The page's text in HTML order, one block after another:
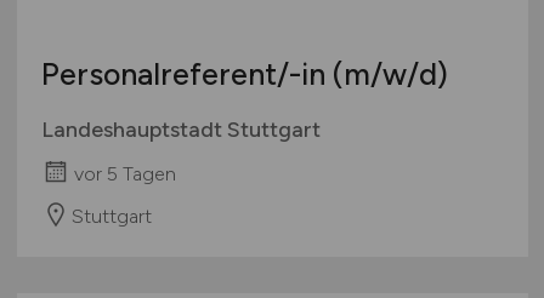
Personalreferent/-in (m/w/d)
Landeshauptstadt Stuttgart
vor 5 Tagen
Stuttgart